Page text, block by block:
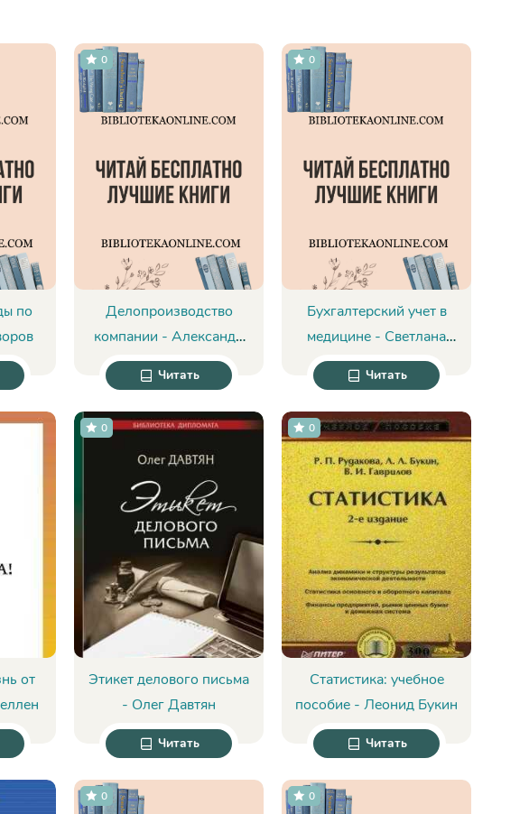
по
Делопроизводство
компании - Александр
Непогода
0
Читать
Бухгалтерский учет в
медицине - Светлана
Фирстова
0
Читать
от
Этикет делового письма
- Олег Давтян
0
Читать
Статистика: учебное
пособие - Леонид Букин
0
Читать
0 0